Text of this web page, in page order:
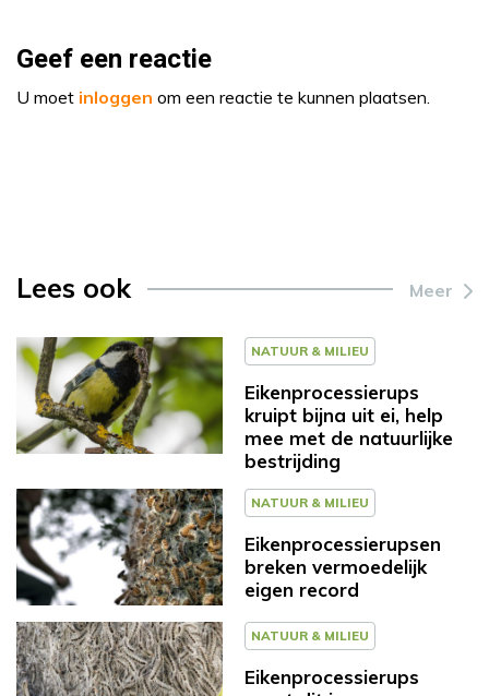
Geef een reactie
U moet inloggen om een reactie te kunnen plaatsen.
Lees ook Meer
NATUUR & MILIEU
Eikenprocessierups
kruipt bijna uit ei, help
mee met de natuurlijke
bestrijding
NATUUR & MILIEU
Eikenprocessierupsen
breken vermoedelijk
eigen record
NATUUR & MILIEU
Eikenprocessierups